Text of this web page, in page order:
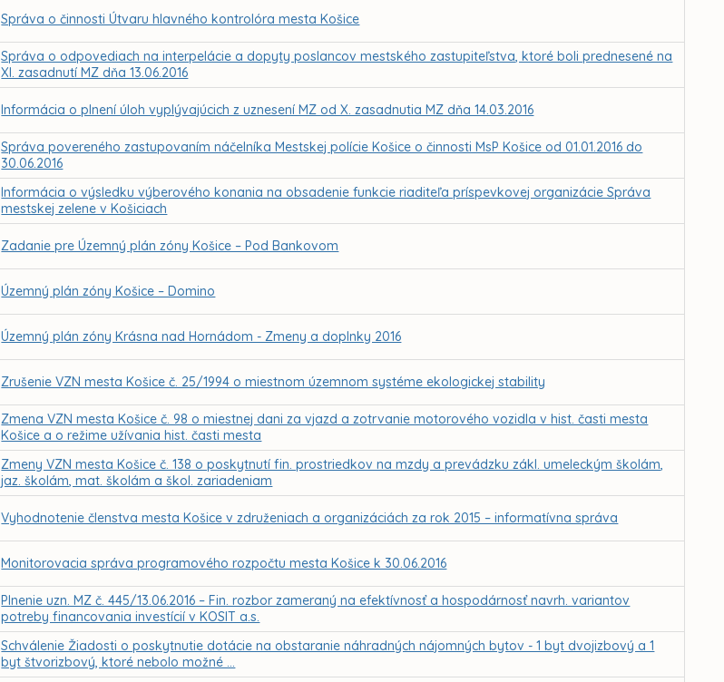
Správa o činnosti Útvaru hlavného kontrolóra mesta Košice
Správa o odpovediach na interpelácie a dopyty poslancov mestského zastupiteľstva, ktoré boli prednesené na
XI. zasadnutí MZ dňa 13.06.2016
Informácia o plnení úloh vyplývajúcich z uznesení MZ od X. zasadnutia MZ dňa 14.03.2016
Správa povereného zastupovaním náčelníka Mestskej polície Košice o činnosti MsP Košice od 01.01.2016 do
30.06.2016
Informácia o výsledku výberového konania na obsadenie funkcie riaditeľa príspevkovej organizácie Správa
mestskej zelene v Košiciach
Zadanie pre Územný plán zóny Košice – Pod Bankovom
Územný plán zóny Košice – Domino
Územný plán zóny Krásna nad Hornádom - Zmeny a doplnky 2016
Zrušenie VZN mesta Košice č. 25/1994 o miestnom územnom systéme ekologickej stability
Zmena VZN mesta Košice č. 98 o miestnej dani za vjazd a zotrvanie motorového vozidla v hist. časti mesta
Košice a o režime užívania hist. časti mesta
Zmeny VZN mesta Košice č. 138 o poskytnutí fin. prostriedkov na mzdy a prevádzku zákl. umeleckým školám,
jaz. školám, mat. školám a škol. zariadeniam
Vyhodnotenie členstva mesta Košice v združeniach a organizáciách za rok 2015 – informatívna správa
Monitorovacia správa programového rozpočtu mesta Košice k 30.06.2016
Plnenie uzn. MZ č. 445/13.06.2016 – Fin. rozbor zameraný na efektívnosť a hospodárnosť navrh. variantov
potreby financovania investícií v KOSIT a.s.
Schválenie Žiadosti o poskytnutie dotácie na obstaranie náhradných nájomných bytov - 1 byt dvojizbový a 1
byt štvorizbový, ktoré nebolo možné ...